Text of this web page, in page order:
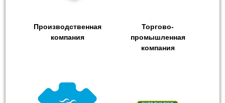
Производственная
компания
Торгово-
промышленная
компания